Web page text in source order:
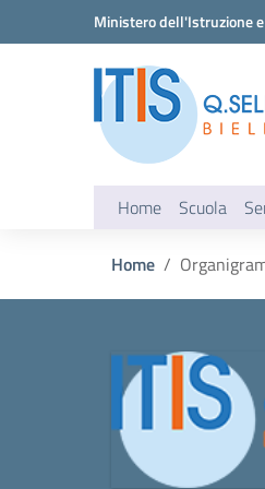
Vai ai contenuti
Vai al menu di navigazione
Ministero dell'Istruzione
Home Scuola
Home